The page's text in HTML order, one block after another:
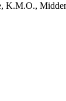
K.M.O.,